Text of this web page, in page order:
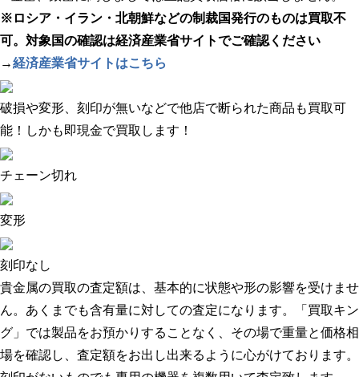
※ロシア・イラン・北朝鮮などの制裁国発行のものは買取不
可。対象国の確認は経済産業省サイトでご確認ください
→経済産業省サイトはこちら
破損や変形、刻印が無いなどで他店で断られた商品も買取可
能！ しかも即現金で買取します！
チェーン切れ
変形
刻印なし
貴金属の買取の査定額は、基本的に状態や形の影響を受けませ
ん。あくまでも含有量に対しての査定になります。「買取キン
グ」では製品をお預かりすることなく、その場で重量と価格相
場を確認し、査定額をお出し出来るように心がけております。